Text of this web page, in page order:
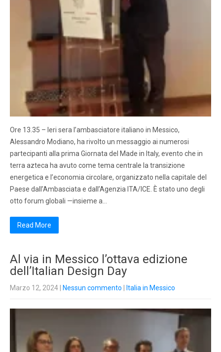
Ore 13.35 – Ieri sera l’ambasciatore italiano in Messico,
Alessandro Modiano, ha rivolto un messaggio ai numerosi
partecipanti alla prima Giornata del Made in Italy, evento che in
terra azteca ha avuto come tema centrale la transizione
energetica e l’economia circolare, organizzato nella capitale del
Paese dall’Ambasciata e dall’Agenzia ITA/ICE. È stato uno degli
otto forum globali —insieme a…
Read More
Al via in Messico l’ottava edizione
dell’Italian Design Day
Marzo 12, 2024 Nessun commento Italia in Messico